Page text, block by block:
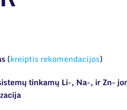
(kreiptis rekomendacijos)
tinkamų Li-, Na-, ir Zn-